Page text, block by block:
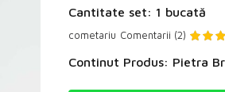
Cantitate set: 1 bucată
cometariu Comentarii (2)
Continut Produs: Pietra